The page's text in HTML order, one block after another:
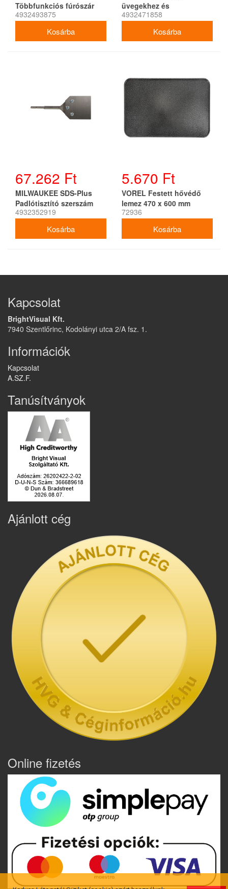
Többfunkciós fúrószár
1/4&quot; Hex befogással
4932493875
üvegekhez és
csempelapokhoz 14 x 95
4932471858
67.262 Ft
MILWAUKEE SDS-Plus
Padlótisztító szerszám
100 x 250 mm
4932352919
5.670 Ft
VOREL Festett hővédő
lemez 470 x 600 mm
72936
Kapcsolat
BrightVisual Kft.
7940 Szentlőrinc, Kodolányi utca 2/A fsz. 1.
Információk
Kapcsolat
A.SZ.F.
Tanúsítványok
Ajánlott cég
Online fizetés